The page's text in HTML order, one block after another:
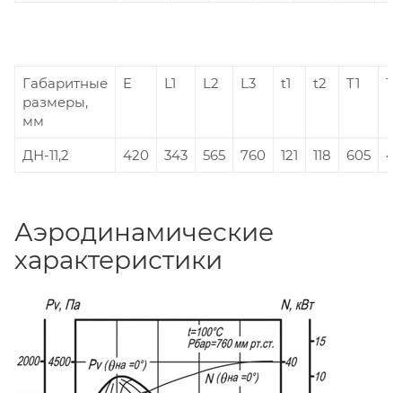
Габаритные
размеры,
мм
E L1 L2 L3 t1 t2 T1 T2
ДН-11,2 420 343 565 760 121 118 605
Аэродинамические
характеристики